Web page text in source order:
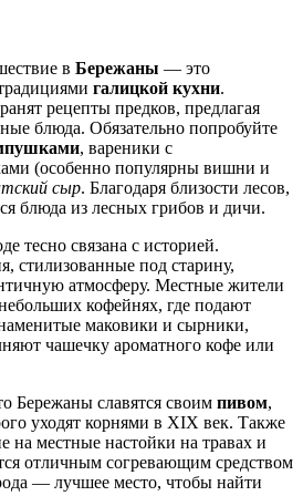
в Бережаны — это
галицкой кухни.
рецепты предков, предлагая
блюда. Обязательно попробуйте
, вареники с
(особенно популярны вишни и
сыр. Благодаря близости лесов,
блюда из лесных грибов и дичи.
тесно связана с историей.
стилизованные под старину,
атмосферу. Местные жители
кофейнях, где подают
маковики и сырники,
чашечку ароматного кофе или
Бережаны славятся своим пивом,
уходят корнями в XIX век. Также
на местные настойки на травах и
отличным согревающим средством
— лучшее место, чтобы найти